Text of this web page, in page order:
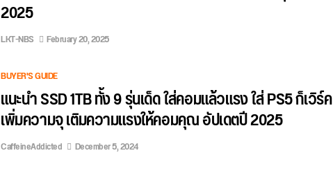
2025
LKT-NBS February 20, 2025
BUYER'S GUIDE
แนะนำ SSD 1TB ทั้ง 9 รุ่นเด็ด ใส่คอมแล้วแรง ใส่ PS5 ก็เวิร์ค
เพิ่มความจุ เติมความแรงให้คอมคุณ อัปเดตปี 2025
CaffeineAddicted December 5, 2024